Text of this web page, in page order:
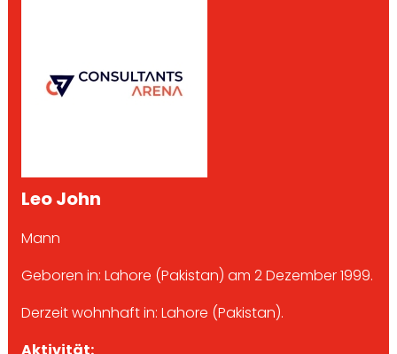
Leo John
Mann
Geboren in: Lahore (Pakistan) am 2 Dezember 1999.
Derzeit wohnhaft in: Lahore (Pakistan).
Aktivität: